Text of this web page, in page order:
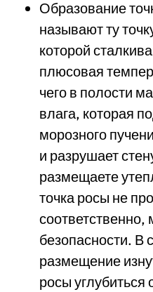
Образование
называют ту
которой
плюсовая
чего в полости
влага, которая
морозного
и разрушает
размещаете
точка росы не
соответственно,
безопасности. В
размещение
росы углубиться